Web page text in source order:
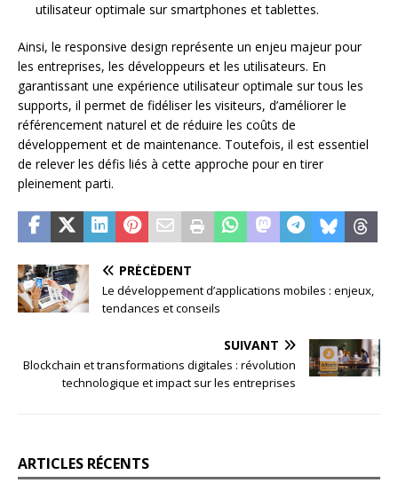
utilisateur optimale sur smartphones et tablettes.
Ainsi, le responsive design représente un enjeu majeur pour
les entreprises, les développeurs et les utilisateurs. En
garantissant une expérience utilisateur optimale sur tous les
supports, il permet de fidéliser les visiteurs, d’améliorer le
référencement naturel et de réduire les coûts de
développement et de maintenance. Toutefois, il est essentiel
de relever les défis liés à cette approche pour en tirer
pleinement parti.
PRÉCÉDENT
Le développement d’applications mobiles : enjeux,
tendances et conseils
SUIVANT
Blockchain et transformations digitales : révolution
technologique et impact sur les entreprises
ARTICLES RÉCENTS